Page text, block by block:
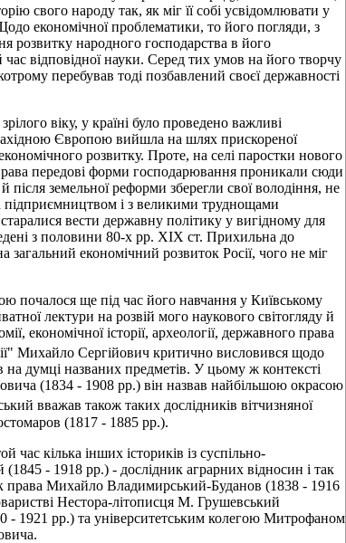
свого народу так, як міг її собі усвідомлювати у
економічної проблематики, то його погляди, з
розвитку народного господарства в його
час відповідної науки. Серед тих умов на його творчу
перебував тоді позбавлений своєї державності
віку, у країні було проведено важливі
Європою вийшла на шлях прискореної
розвитку. Проте, на селі паростки нового
передові форми господарювання проникали сюди
земельної реформи зберегли свої володіння, не
підприємництвом і з великими труднощами
вести державну політику у вигідному для
з половини 80-х рр. XIX ст. Прихильна до
економічний розвиток Росії, чого не міг
почалося ще під час його навчання у Київському
лектури на розвій мого наукового світогляду й
економічної історії, археології, державного права
Михайло Сергійович критично висловився щодо
думці названих предметів. У цьому ж контексті
(1834 - 1908 рр.) він назвав найбільшою окрасою
вважав також таких дослідників вітчизняної
(1817 - 1885 рр.).
кілька інших істориків із суспільно-
- 1918 рр.) - дослідник аграрних відносин і так
права Михайло Владимирський-Буданов (1838 - 1916
Нестора-літописця М. Грушевський
- 1921 рр.) та університетським колегою Митрофаном